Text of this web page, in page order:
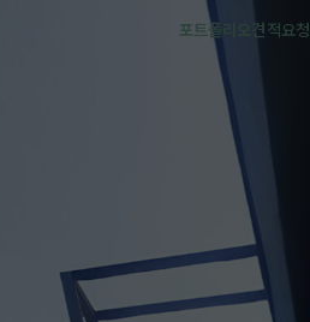
포트폴리오 견적요청